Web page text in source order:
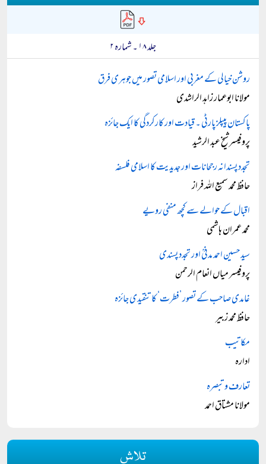
جلد ۱۸ ۔ شمارہ ۲
روشن خیالی کے مغربی اور اسلامی تصور میں جوہری فرق
مولانا ابوعمار زاہد الراشدی
پاکستان پیپلز پارٹی ۔ قیادت اور کارکردگی کا ایک جائزہ
پروفیسر شیخ عبد الرشید
تجدد پسندانہ رجحانات اور جدیدیت کا اسلامی فلسفہ
حافظ محمد سمیع اللہ فراز
اقبال کے حوالے سے کچھ منفی رویے
محمد عمران ہاشمی
سید حسین احمد مدنیؒ اور تجدد پسندی
پروفیسر میاں انعام الرحمن
غامدی صاحب کے تصور ’فطرت‘ کا تنقیدی جائزہ
حافظ محمد زبیر
مکاتیب
ادارہ
تعارف و تبصرہ
مولانا مشتاق احمد
تلاش